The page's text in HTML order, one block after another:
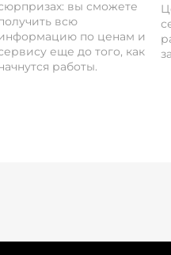
вы сможете
всю
по ценам и
еще до того, как
работы.